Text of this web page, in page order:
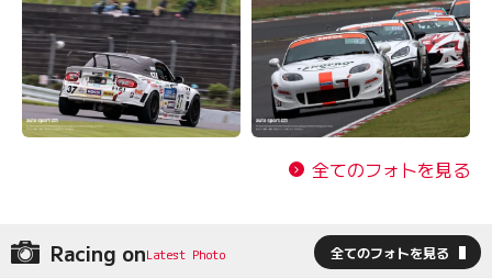
全てのフォトを見る
Racing on 全てのフォトを見る